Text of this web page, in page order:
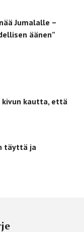
Jumalalle –
äänen”
kivun kautta, että
täyttä ja